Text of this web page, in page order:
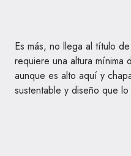
Es más, no llega al título
requiere una altura mínima
aunque es alto aquí y
sustentable y diseño que